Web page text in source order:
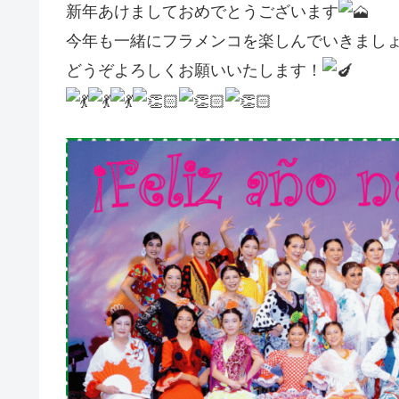
新年あけましておめでとうございます
今年も一緒にフラメンコを楽しんでいきまし
どうぞよろしくお願いいたします！